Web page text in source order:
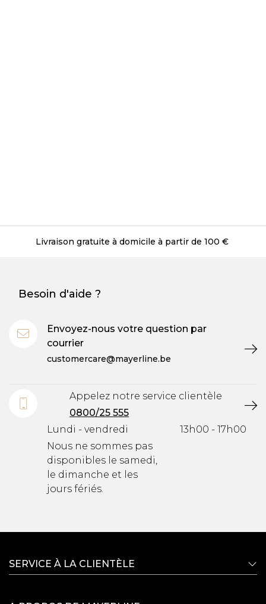
Livraison gratuite en magasin
Besoin d'aide ?
Envoyez-nous votre question par
courrier
customercare@mayerline.be
Appelez notre service clientèle
0800/25 555
Lundi - vendredi
Nous ne sommes pas
disponibles le samedi,
le dimanche et les
jours fériés.
13h00 - 17h00
SERVICE À LA CLIENTÈLE